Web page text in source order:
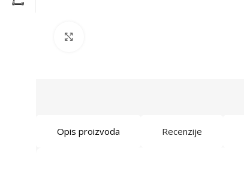
Opis proizvoda Recenzije